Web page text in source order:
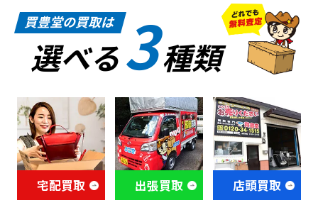
買豊堂の買取は
選べる3種類
宅配買取 出張買取 店頭買取